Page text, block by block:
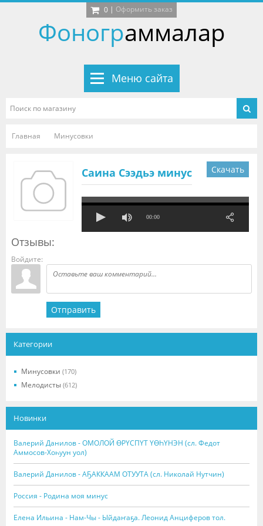
0 | Оформить заказ
Фонограммалар
Меню сайта
Главная Минусовки
Саина Сээдьэ минус Скачать
00:00
Отзывы:
Войдите:
Отправить
Категории
Минусовки (170)
Мелодисты (612)
Новинки
Валерий Данилов - ОМОЛОЙ ӨРҮСПҮТ ҮӨҺҮНЭН (сл. Федот
Аммосов-Хоһуун уол)
Валерий Данилов - АҔАККААМ ОТУУТА (сл. Николай Нутчин)
Россия - Родина моя минус
Елена Ильина - Нам-Чы - Ыйдаҥаҕа. Леонид Анциферов тол.